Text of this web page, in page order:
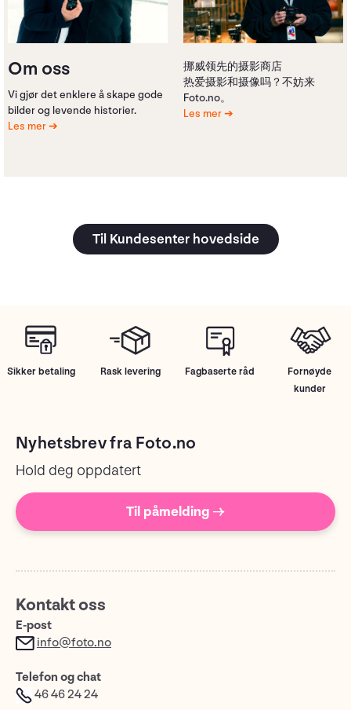
Om oss
Vi gjør det enklere å skape gode
bilder og levende historier.
Les mer
挪威领先的摄影商店
热爱摄影和摄像吗？不妨来
Foto.no。
Les mer
Til Kundesenter hovedside
Sikker betaling Rask levering Fagbaserte råd
Fornøyde
kunder
Nyhetsbrev fra Foto.no
Hold deg oppdatert
Til påmelding →
Kontakt oss
E-post
info@foto.no
Telefon og chat
46 46 24 24